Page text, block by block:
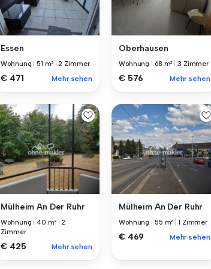
Essen
Wohnung |51 m² |2 Zimmer
€ 471 Mehr sehen
Oberhausen
Wohnung 68 m² 3 Zimmer
€ 576 Mehr sehen
Mülheim An Der Ruhr
Wohnung 40 m² |2
Zimmer
€ 425 Mehr sehen
Mülheim An Der Ruhr
Wohnung 55 m² 1 Zimmer
€ 469 Mehr sehen